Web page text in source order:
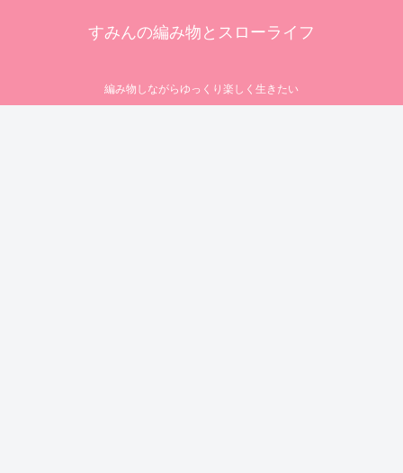
すみんの編み物とスローライフ
編み物しながらゆっくり楽しく生きたい